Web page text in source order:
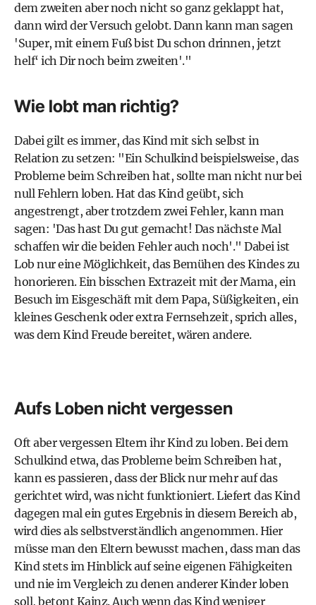
dem zweiten aber noch nicht so ganz geklappt hat,
dann wird der Versuch gelobt. Dann kann man sagen
'Super, mit einem Fuß bist Du schon drinnen, jetzt
helf‘ ich Dir noch beim zweiten'."
Wie lobt man richtig?
Dabei gilt es immer, das Kind mit sich selbst in
Relation zu setzen: "Ein Schulkind beispielsweise, das
Probleme beim Schreiben hat, sollte man nicht nur bei
null Fehlern loben. Hat das Kind geübt, sich
angestrengt, aber trotzdem zwei Fehler, kann man
sagen: 'Das hast Du gut gemacht! Das nächste Mal
schaffen wir die beiden Fehler auch noch'." Dabei ist
Lob nur eine Möglichkeit, das Bemühen des Kindes zu
honorieren. Ein bisschen Extrazeit mit der Mama, ein
Besuch im Eisgeschäft mit dem Papa, Süßigkeiten, ein
kleines Geschenk oder extra Fernsehzeit, sprich alles,
was dem Kind Freude bereitet, wären andere.
Aufs Loben nicht vergessen
Oft aber vergessen Eltern ihr Kind zu loben. Bei dem
Schulkind etwa, das Probleme beim Schreiben hat,
kann es passieren, dass der Blick nur mehr auf das
gerichtet wird, was nicht funktioniert. Liefert das Kind
dagegen mal ein gutes Ergebnis in diesem Bereich ab,
wird dies als selbstverständlich angenommen. Hier
müsse man den Eltern bewusst machen, dass man das
Kind stets im Hinblick auf seine eigenen Fähigkeiten
und nie im Vergleich zu denen anderer Kinder loben
soll, betont Kainz. Auch wenn das Kind weniger